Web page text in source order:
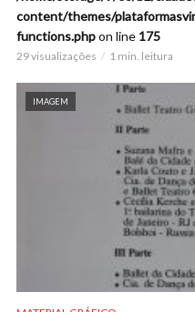
content/themes/
functions.phpon line 175
29 visualizações 1 min. leitura
IMAGEM